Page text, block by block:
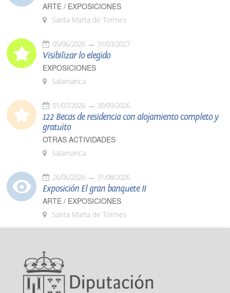
ARTE / EXPOSICIONES
Santa Marta de Tormes
05/06/2026 31/03/2027
Visibilizar lo elegido
EXPOSICIONES
Salamanca
01/07/2026 30/09/2026
122 Becas de residencia con alojamiento completo y
gratuito
OTRAS ACTIVIDADES
Salamanca
26/06/2026 31/08/2026
Exposición El gran banquete II
ARTE / EXPOSICIONES
Santa Marta de Tormes